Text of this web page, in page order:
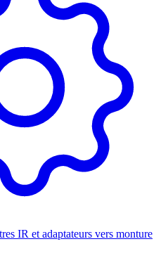
IR et adaptateurs vers monture